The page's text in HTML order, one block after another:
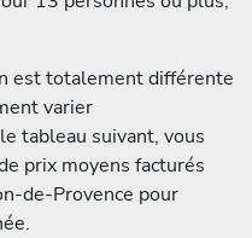
est totalement différente
varier
tableau suivant, vous
prix moyens facturés
de-Provence pour